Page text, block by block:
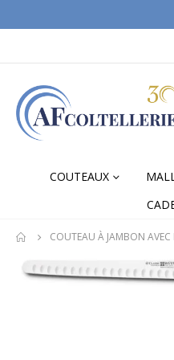
COUTEAUX
COUTEAU À JAMBON AVEC
Skip